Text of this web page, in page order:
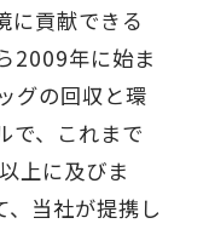
に貢献できる
2009年に始ま
グの回収と環
で、これまで
上に及びま
、当社が提携し